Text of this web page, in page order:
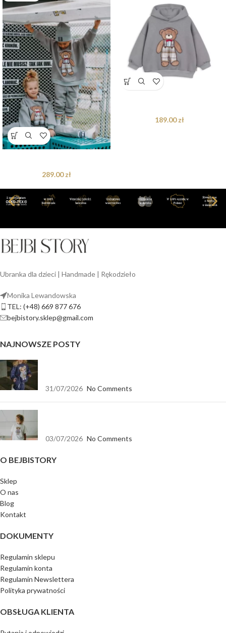
289.00zł
189.00zł
Ubranka dla dzieci | Handmade | Rękodzieło
Monika Lewandowska
TEL: (+48) 669 877 676
bejbistory.sklep@gmail.com
NAJNOWSZE POSTY
31/07/2026 No Comments
03/07/2026 No Comments
O BEJBISTORY
Sklep
O nas
Blog
Kontakt
DOKUMENTY
Regulamin sklepu
Regulamin konta
Regulamin Newslettera
Polityka prywatności
OBSŁUGA KLIENTA